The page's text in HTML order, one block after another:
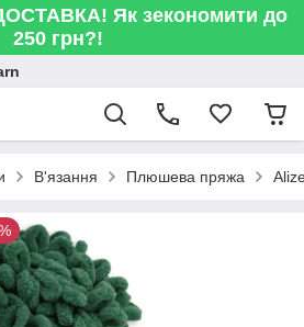
Як зекономити до
250 грн?!
В'язання Плюшева пряжа